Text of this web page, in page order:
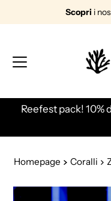
Vai direttamente
Scopri i
Reefest pack! 10%
Homepage Coralli